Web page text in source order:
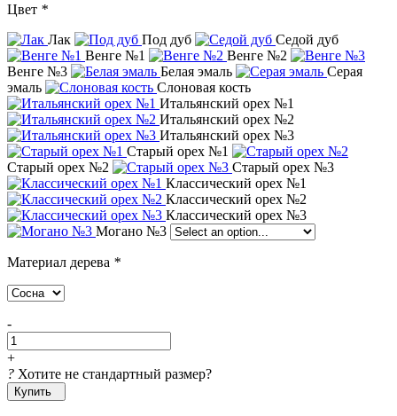
Цвет *
Лак
Под дуб
Седой дуб
Венге №1
Венге №2
Венге №3
Белая эмаль
Серая
эмаль
Слоновая кость
Итальянский орех №1
Итальянский орех №2
Итальянский орех №3
Старый орех №1
Старый орех №2
Старый орех №3
Классический орех №1
Классический орех №2
Классический орех №3
Могано №3
Материал дерева *
-
+
? Хотите не стандартный размер?
Купить